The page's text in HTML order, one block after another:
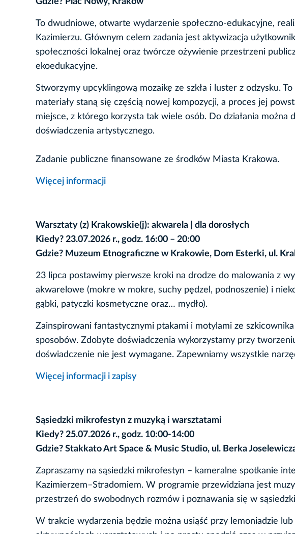
To dwudniowe, otwarte wydarzenie społeczno-edukacyjne,
Kazimierzu. Głównym celem zadania jest aktywizacja
społeczności lokalnej oraz twórcze ożywienie przestrzeni
ekoedukacyjne.
Stworzymy upcyklingową mozaikę ze szkła i luster z odzysku.
materiały staną się częścią nowej kompozycji, a proces jej
miejsce, z którego korzysta tak wiele osób. Do działania
doświadczenia artystycznego.
Zadanie publiczne finansowane ze środków Miasta Krakowa.
Więcej informacji
Warsztaty (z) Krakowskie(j): akwarela | dla dorosłych
Kiedy? 23.07.2026 r., godz. 16:00 – 20:00
Gdzie? Muzeum Etnograficzne w Krakowie, Dom Esterki, ul.
23 lipca postawimy pierwsze kroki na drodze do malowania z
akwarelowe (mokre w mokre, suchy pędzel, podnoszenie) i
gąbki, patyczki kosmetyczne oraz… mydło).
Zainspirowani fantastycznymi ptakami i motylami ze
sposobów. Zdobyte doświadczenia wykorzystamy przy
doświadczenie nie jest wymagane. Zapewniamy wszystkie
Więcej informacji i zapisy
Sąsiedzki mikrofestyn z muzyką i warsztatami
Kiedy? 25.07.2026 r., godz. 10:00-14:00
Gdzie? Stakkato Art Space & Music Studio, ul. Berka
Zapraszamy na sąsiedzki mikrofestyn – kameralne spotkanie
Kazimierzem–Stradomiem. W programie przewidziana jest
przestrzeń do swobodnych rozmów i poznawania się w
W trakcie wydarzenia będzie można usiąść przy lemoniadzie